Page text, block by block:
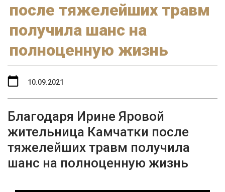
после тяжелейших травм
получила шанс на
полноценную жизнь
Благодаря Ирине Яровой
жительница Камчатки после
тяжелейших травм получила
шанс на полноценную жизнь
10.09.2021